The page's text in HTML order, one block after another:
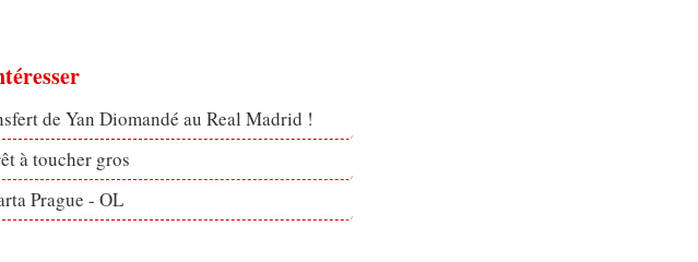
de Yan Diomandé au Real Madrid !
à toucher gros
Prague - OL